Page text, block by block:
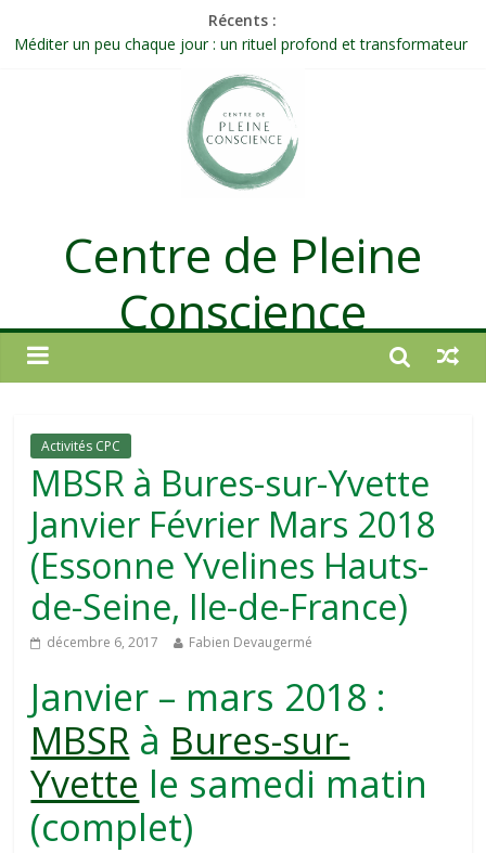
Récents :
Méditer un peu chaque jour : un rituel profond et transformateur
Célébrer la Vie jusque dans les petites actions
Quand on n’arrive plus à agir : et si ce n’était pas un manque de
Une attention consciente d’elle-même, non dirigée par le mental
Centre de Pleine
Conscience
Activités CPC
MBSR à Bures-sur-Yvette
Janvier Février Mars 2018
(Essonne Yvelines Hauts-
de-Seine, Ile-de-France)
décembre 6, 2017 Fabien Devaugermé
Janvier – mars 2018 :
MBSR à Bures-sur-
Yvette le samedi matin
(complet)